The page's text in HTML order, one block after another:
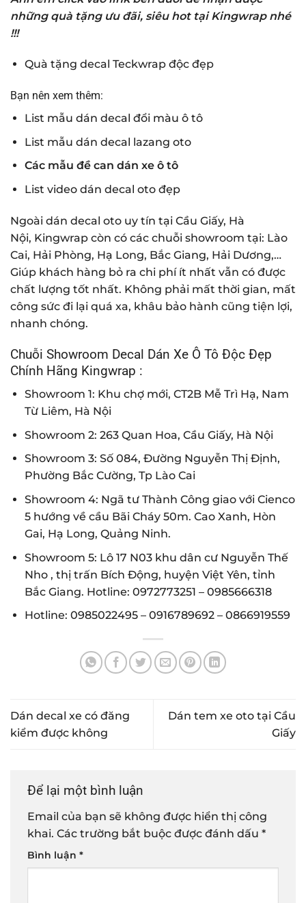
những quà tặng ưu đãi, siêu hot tại Kingwrap nhé
!!!
Quà tặng decal Teckwrap độc đẹp
Bạn nên xem thêm:
List mẫu dán decal đổi màu ô tô
List mẫu dán decal lazang oto
Các mẫu đề can dán xe ô tô
List video dán decal oto đẹp
Ngoài dán decal oto uy tín tại Cầu Giấy, Hà
Nội, Kingwrap còn có các chuỗi showroom tại: Lào
Cai, Hải Phòng, Hạ Long, Bắc Giang, Hải Dương,…
Giúp khách hàng bỏ ra chi phí ít nhất vẫn có được
chất lượng tốt nhất. Không phải mất thời gian, mất
công sức đi lại quá xa, khâu bảo hành cũng tiện lợi,
nhanh chóng.
Chuỗi Showroom Decal Dán Xe Ô Tô Độc Đẹp
Chính Hãng Kingwrap :
Showroom 1: Khu chợ mới, CT2B Mễ Trì Hạ, Nam
Từ Liêm, Hà Nội
Showroom 2: 263 Quan Hoa, Cầu Giấy, Hà Nội
Showroom 3: Số 084, Đường Nguyễn Thị Định,
Phường Bắc Cường, Tp Lào Cai
Showroom 4: Ngã tư Thành Công giao với Cienco
5 hướng về cầu Bãi Cháy 50m. Cao Xanh, Hòn
Gai, Hạ Long, Quảng Ninh.
Showroom 5: Lô 17 N03 khu dân cư Nguyễn Thế
Nho , thị trấn Bích Động, huyện Việt Yên, tỉnh
Bắc Giang. Hotline: 0972773251 – 0985666318
Hotline: 0985022495– 0916789692– 0866919559
Dán decal xe có đăng
kiểm được không
Dán tem xe oto tại Cầu
Giấy
Để lại một bình luận
Email của bạn sẽ không được hiển thị công
khai. Các trường bắt buộc được đánh dấu *
Bình luận *